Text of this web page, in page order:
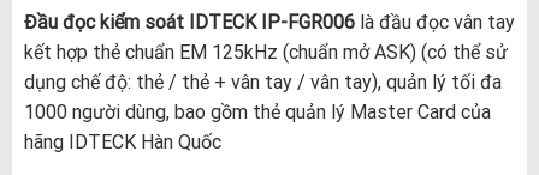
Đầu đọc kiểm soát IDTECK IP-FGR006là đầu đọc vân tay
kết hợp thẻ chuẩn EM 125kHz (chuẩn mở ASK) (có thể sử
dụng chế độ: thẻ / thẻ + vân tay / vân tay), quản lý tối đa
1000 người dùng, bao gồm thẻ quản lý Master Card của
hãng IDTECK Hàn Quốc